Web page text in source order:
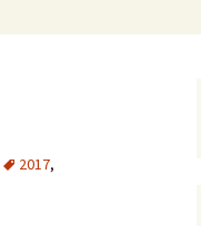
2017,